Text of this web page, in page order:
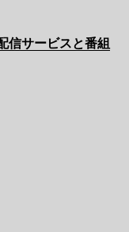
信サービスと番組